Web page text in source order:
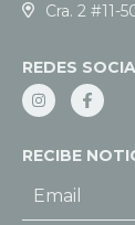
Cra. 2 #11-
REDES
RECIBE